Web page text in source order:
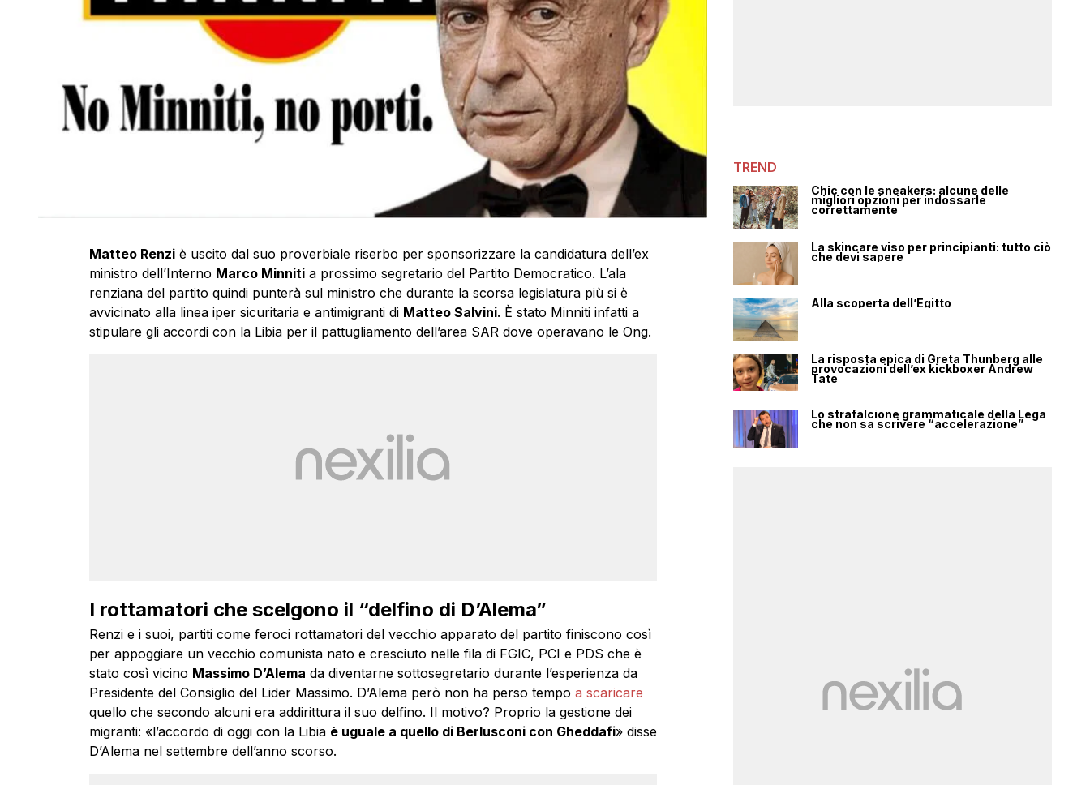
Matteo Renziè uscito dal suo proverbiale riserbo per sponsorizzare la candidatura dell’ex
ministro dell’Interno Marco Minnitia prossimo segretario del Partito Democratico. L’ala
renziana del partito quindi punterà sul ministro che durante la scorsa legislatura più si è
avvicinato alla linea iper sicuritaria e antimigranti di Matteo Salvini. È stato Minniti infatti a
stipulare gli accordi con la Libia per il pattugliamento dell’area SAR dove operavano le Ong.
I rottamatori che scelgono il “delfino di D’Alema”
Renzi e i suoi, partiti come feroci rottamatori del vecchio apparato del partito finiscono così
per appoggiare un vecchio comunista nato e cresciuto nelle fila di FGIC, PCI e PDS che è
stato così vicino Massimo D’Alema da diventarne sottosegretario durante l’esperienza da
Presidente del Consiglio del Lider Massimo. D’Alema però non ha perso tempo a scaricare
quello che secondo alcuni era addirittura il suo delfino. Il motivo? Proprio la gestione dei
migranti: «l’accordo di oggi con la Libia è uguale a quello di Berlusconi con Gheddafi» disse
D’Alema nel settembre dell’anno scorso.
TREND
Chic con le sneakers: alcune delle
migliori opzioni per indossarle
correttamente
La skincare viso per principianti: tutto ciò
che devi sapere
Alla scoperta dell’Egitto
La risposta epica di Greta Thunberg alle
provocazioni dell’ex kickboxer Andrew
Tate
Lo strafalcione grammaticale della Lega
che non sa scrivere “accelerazione”